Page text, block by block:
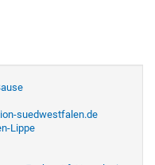
suedwestfalen.de
Lippe